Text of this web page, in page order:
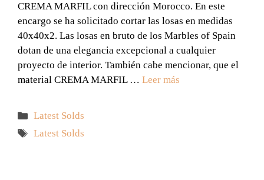
CREMA MARFIL con dirección Morocco. En este
encargo se ha solicitado cortar las losas en medidas
40x40x2. Las losas en bruto de los Marbles of Spain
dotan de una elegancia excepcional a cualquier
proyecto de interior. También cabe mencionar, que el
material CREMA MARFIL … Leer más
Categorías
Latest Solds
Etiquetas
Latest Solds